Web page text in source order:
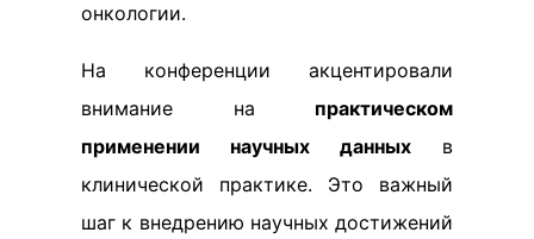
онкологии.
На конференции акцентировали
внимание на практическом
применении научных данных в
клинической практике. Это важный
шаг к внедрению научных достижений